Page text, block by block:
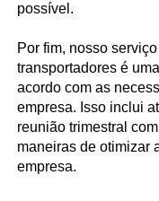
possível.
Por fim, nosso
transportadores é
acordo com as
empresa. Isso inclui
reunião trimestral
maneiras de otimizar
empresa.